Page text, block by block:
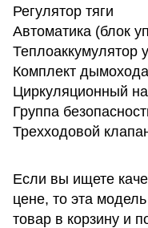
Регулятор тяги
Автоматика (блок
Теплоаккумулятор
Комплект
Циркуляционный
Группа
Трехходовой
Если вы ищете
цене, то эта
товар в корзину и